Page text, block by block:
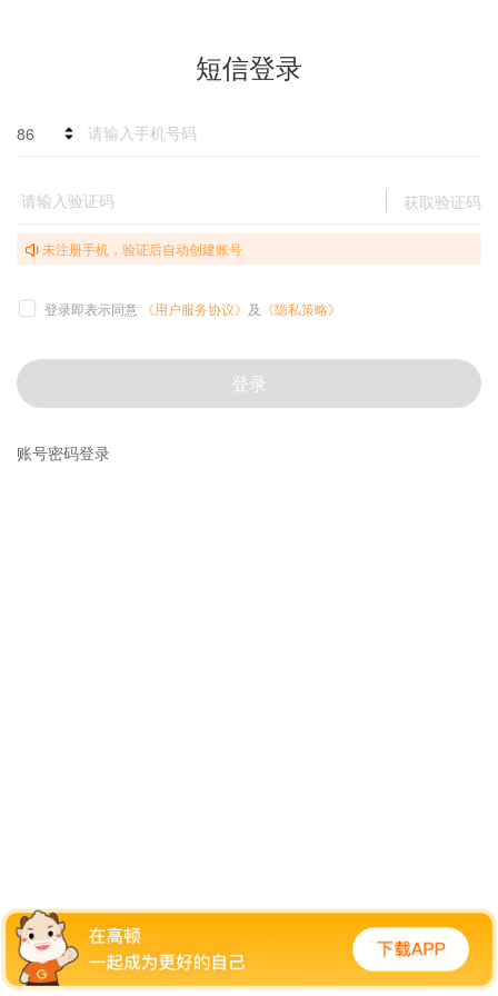
短信登录
86
获取验证码
未注册手机，验证后自动创建账号
登录即表示同意 《用户服务协议》 及 《隐私策略》
登录
账号密码登录